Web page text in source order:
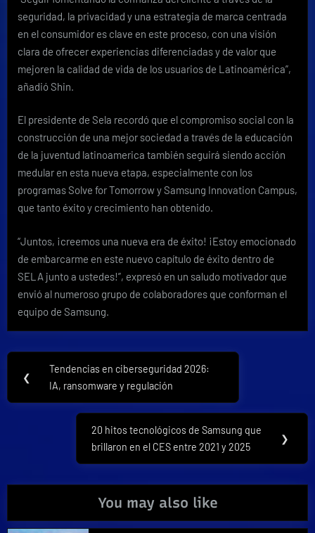
seguridad, la privacidad y una estrategia de marca centrada
en el consumidor es clave en este proceso, con una visión
clara de ofrecer experiencias diferenciadas y de valor que
mejoren la calidad de vida de los usuarios de Latinoamérica”,
añadió Shin.
El presidente de Sela recordó que el compromiso social con la
construcción de una mejor sociedad a través de la educación
de la juventud latinoamerica también seguirá siendo acción
medular en esta nueva etapa, especialmente con los
programas Solve for Tomorrow y Samsung Innovation Campus,
que tanto éxito y crecimiento han obtenido.
“Juntos, ¡creemos una nueva era de éxito! ¡Estoy emocionado
de embarcarme en este nuevo capítulo de éxito dentro de
SELA junto a ustedes!”, expresó en un saludo motivador que
envió al numeroso grupo de colaboradores que conforman el
equipo de Samsung.
Navegación
de
entradas
❮
Previous
Post:
Tendencias en ciberseguridad 2026:
IA, ransomware y regulación
Next
Post:
20 hitos tecnológicos de Samsung que
brillaron en el CES entre 2021 y 2025
❯
You may also like